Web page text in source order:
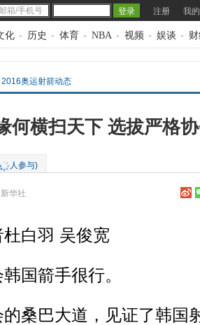
注册 我
化 - 历史 - 体育 - NBA - 视频 - 娱谈 -
2016奥运射箭动态
何横扫天下 选拔严格
人参与)
新华社
白羽 吴俊宽
箭手很行。
巴大道，见证了韩国